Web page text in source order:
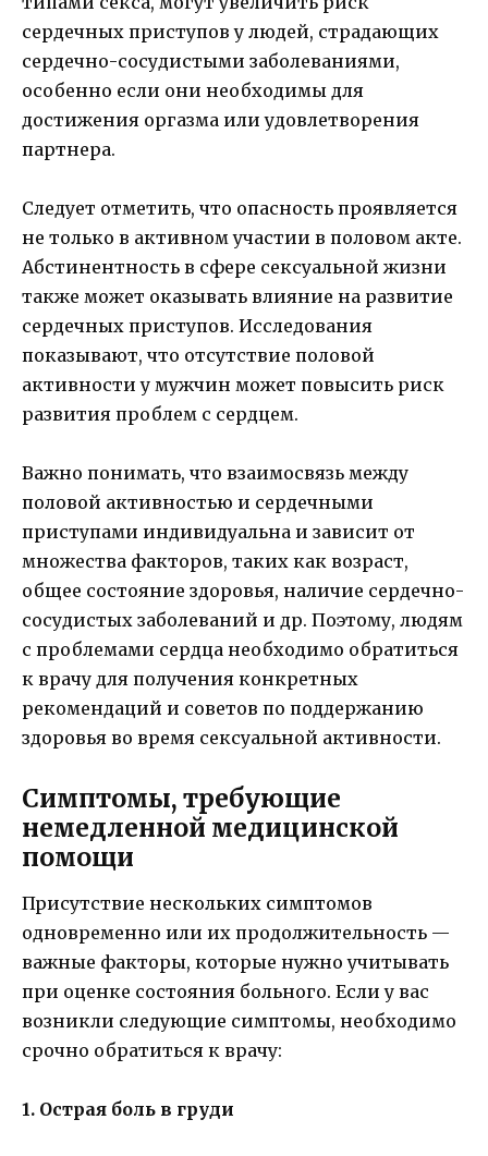
сердечных приступов у людей, страдающих
сердечно-сосудистыми заболеваниями,
особенно если они необходимы для
достижения оргазма или удовлетворения
партнера.
Следует отметить, что опасность проявляется
не только в активном участии в половом акте.
Абстинентность в сфере сексуальной жизни
также может оказывать влияние на развитие
сердечных приступов. Исследования
показывают, что отсутствие половой
активности у мужчин может повысить риск
развития проблем с сердцем.
Важно понимать, что взаимосвязь между
половой активностью и сердечными
приступами индивидуальна и зависит от
множества факторов, таких как возраст,
общее состояние здоровья, наличие сердечно-
сосудистых заболеваний и др. Поэтому, людям
с проблемами сердца необходимо обратиться
к врачу для получения конкретных
рекомендаций и советов по поддержанию
здоровья во время сексуальной активности.
Симптомы, требующие
немедленной медицинской
помощи
Присутствие нескольких симптомов
одновременно или их продолжительность —
важные факторы, которые нужно учитывать
при оценке состояния больного. Если у вас
возникли следующие симптомы, необходимо
срочно обратиться к врачу:
1. Острая боль в груди